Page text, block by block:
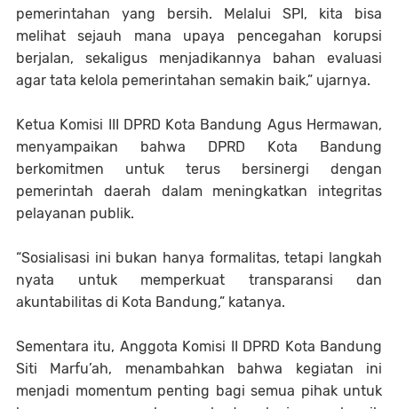
pemerintahan yang bersih. Melalui SPI, kita bisa
melihat sejauh mana upaya pencegahan korupsi
berjalan, sekaligus menjadikannya bahan evaluasi
agar tata kelola pemerintahan semakin baik,” ujarnya.
Ketua Komisi III DPRD Kota Bandung Agus Hermawan,
menyampaikan bahwa DPRD Kota Bandung
berkomitmen untuk terus bersinergi dengan
pemerintah daerah dalam meningkatkan integritas
pelayanan publik.
“Sosialisasi ini bukan hanya formalitas, tetapi langkah
nyata untuk memperkuat transparansi dan
akuntabilitas di Kota Bandung,” katanya.
Sementara itu, Anggota Komisi II DPRD Kota Bandung
Siti Marfu’ah, menambahkan bahwa kegiatan ini
menjadi momentum penting bagi semua pihak untuk